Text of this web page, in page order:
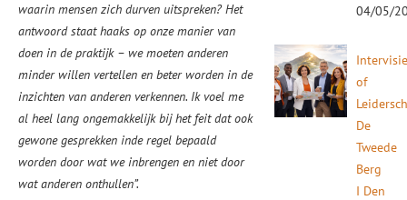
waarin mensen zich durven uitspreken? Het
antwoord staat haaks op onze manier van
doen in de praktijk – we moeten anderen
minder willen vertellen en beter worden in de
inzichten van anderen verkennen. Ik voel me
al heel lang ongemakkelijk bij het feit dat ook
gewone gesprekken inde regel bepaald
worden door wat we inbrengen en niet door
wat anderen onthullen”.
04/05/
of
De
Tweede
Berg
I Den